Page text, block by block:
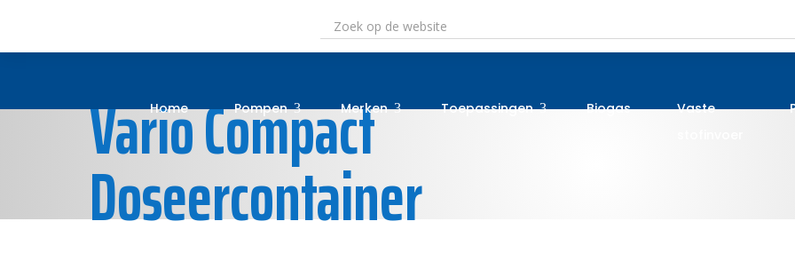
Home Pompen 3 Merken 3 Toepassingen 3 Biogas
Vaste
Vario Compact
Doseercontainer